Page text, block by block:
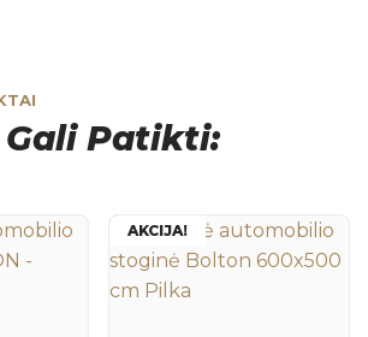
Gali Patikti:
AKCIJA!